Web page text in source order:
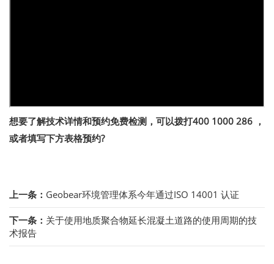
想要了解技术详情和预约免费检测，可以拨打400 1000 286 ，
或者填写下方表格预约?
上一条： Geobear环境管理体系今年通过ISO 14001 认证
下一条： 关于使用地质聚合物延长混凝土道路的使用周期的技
术报告